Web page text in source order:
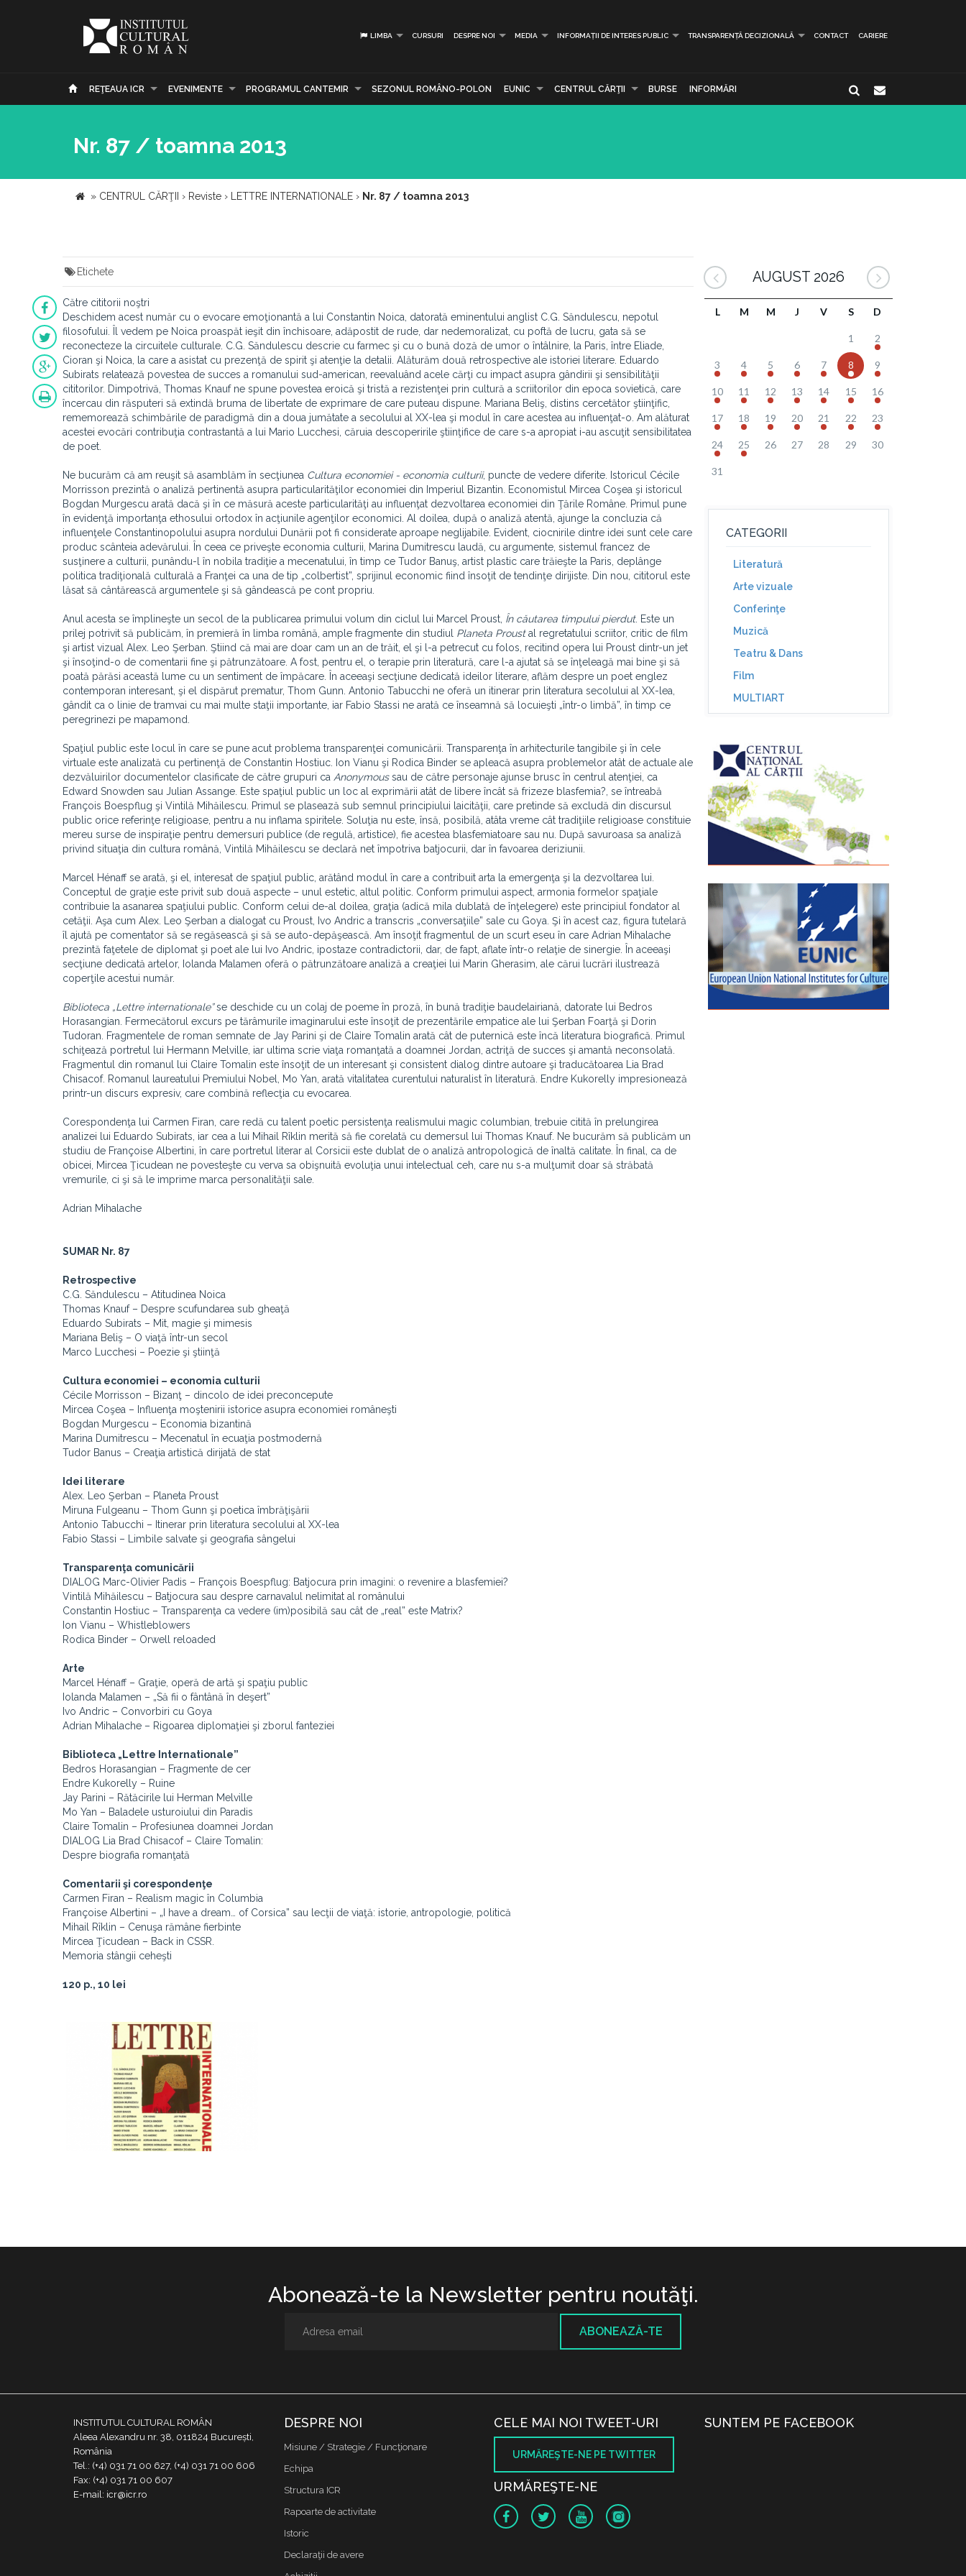
LIMBA CURSURI DESPRE NOI MEDIA INFORMAȚII DE INTERES PUBLIC TRANSPARENȚĂ DECIZIONALĂ CONTACT CARIERE
REŢEAUA ICR EVENIMENTE PROGRAMUL CANTEMIR SEZONUL ROMÂNO-POLON EUNIC CENTRUL CĂRŢII BURSE INFORMĂRI
Nr. 87 / toamna 2013
» CENTRUL CĂRŢII › Reviste › LETTRE INTERNATIONALE › Nr. 87 / toamna 2013
Etichete
Către cititorii noştri
Deschidem acest număr cu o evocare emoţionantă a lui Constantin Noica, datorată eminentului anglist C.G. Săndulescu, nepotul
filosofului. Îl vedem pe Noica proaspăt ieşit din închisoare, adăpostit de rude, dar nedemoralizat, cu poftă de lucru, gata să se
reconecteze la circuitele culturale. C.G. Săndulescu descrie cu farmec şi cu o bună doză de umor o întâlnire, la Paris, între Eliade,
Cioran şi Noica, la care a asistat cu prezenţă de spirit şi atenţie la detalii. Alăturăm două retrospective ale istoriei literare. Eduardo
Subirats relatează povestea de succes a romanului sud-american, reevaluând acele cărţi cu impact asupra gândirii şi sensibilităţii
cititorilor. Dimpotrivă, Thomas Knauf ne spune povestea eroică şi tristă a rezistenţei prin cultură a scriitorilor din epoca sovietică, care
încercau din răsputeri să extindă bruma de libertate de exprimare de care puteau dispune. Mariana Beliş, distins cercetător ştiinţific,
rememorează schimbările de paradigmă din a doua jumătate a secolului al XX-lea şi modul în care acestea au influenţat-o. Am alăturat
acestei evocări contribuţia contrastantă a lui Mario Lucchesi, căruia descoperirile ştiinţifice de care s-a apropiat i-au ascuţit sensibilitatea
de poet.
Ne bucurăm că am reuşit să asamblăm în secţiunea Cultura economiei - economia culturii, puncte de vedere diferite. Istoricul Cécile
Morrisson prezintă o analiză pertinentă asupra particularităţilor economiei din Imperiul Bizantin. Economistul Mircea Coşea şi istoricul
Bogdan Murgescu arată dacă şi în ce măsură aceste particularităţi au influenţat dezvoltarea economiei din Ţările Române. Primul pune
în evidenţă importanţa ethosului ortodox în acţiunile agenţilor economici. Al doilea, după o analiză atentă, ajunge la concluzia că
influenţele Constantinopolului asupra nordului Dunării pot fi considerate aproape neglijabile. Evident, ciocnirile dintre idei sunt cele care
produc scânteia adevărului. În ceea ce priveşte economia culturii, Marina Dumitrescu laudă, cu argumente, sistemul francez de
susţinere a culturii, punându-l în nobila tradiţie a mecenatului, în timp ce Tudor Banuş, artist plastic care trăieşte la Paris, deplânge
politica tradiţională culturală a Franţei ca una de tip „colbertist”, sprijinul economic fiind însoţit de tendinţe dirijiste. Din nou, cititorul este
lăsat să cântărească argumentele şi să gândească pe cont propriu.
Anul acesta se împlineşte un secol de la publicarea primului volum din ciclul lui Marcel Proust, În căutarea timpului pierdut. Este un
prilej potrivit să publicăm, în premieră în limba română, ample fragmente din studiul Planeta Proustal regretatului scriitor, critic de film
şi artist vizual Alex. Leo Şerban. Ştiind că mai are doar cam un an de trăit, el şi l-a petrecut cu folos, recitind opera lui Proust dintr-un jet
şi însoţind-o de comentarii fine şi pătrunzătoare. A fost, pentru el, o terapie prin literatură, care l-a ajutat să se înţeleagă mai bine şi să
poată părăsi această lume cu un sentiment de împăcare. În aceeaşi secţiune dedicată ideilor literare, aflăm despre un poet englez
contemporan interesant, şi el dispărut prematur, Thom Gunn. Antonio Tabucchi ne oferă un itinerar prin literatura secolului al XX-lea,
gândit ca o linie de tramvai cu mai multe staţii importante, iar Fabio Stassi ne arată ce înseamnă să locuieşti „într-o limbă”, în timp ce
peregrinezi pe mapamond.
Spaţiul public este locul în care se pune acut problema transparenţei comunicării. Transparenţa în arhitecturile tangibile şi în cele
virtuale este analizată cu pertinenţă de Constantin Hostiuc. Ion Vianu şi Rodica Binder se apleacă asupra problemelor atât de actuale ale
dezvăluirilor documentelor clasificate de către grupuri ca Anonymoussau de către personaje ajunse brusc în centrul atenţiei, ca
Edward Snowden sau Julian Assange. Este spaţiul public un loc al exprimării atât de libere încât să frizeze blasfemia?, se întreabă
François Boespflug şi Vintilă Mihăilescu. Primul se plasează sub semnul principiului laicităţii, care pretinde să excludă din discursul
public orice referinţe religioase, pentru a nu inflama spiritele. Soluţia nu este, însă, posibilă, atâta vreme cât tradiţiile religioase constituie
mereu surse de inspiraţie pentru demersuri publice (de regulă, artistice), fie acestea blasfemiatoare sau nu. După savuroasa sa analiză
privind situaţia din cultura română, Vintilă Mihăilescu se declară net împotriva batjocurii, dar în favoarea deriziunii.
Marcel Hénaff se arată, şi el, interesat de spaţiul public, arătând modul în care a contribuit arta la emergenţa şi la dezvoltarea lui.
Conceptul de graţie este privit sub două aspecte – unul estetic, altul politic. Conform primului aspect, armonia formelor spaţiale
contribuie la asanarea spaţiului public. Conform celui de-al doilea, graţia (adică mila dublată de înţelegere) este principiul fondator al
cetăţii. Aşa cum Alex. Leo Şerban a dialogat cu Proust, Ivo Andric a transcris „conversaţiile” sale cu Goya. Şi în acest caz, figura tutelară
îl ajută pe comentator să se regăsească şi să se auto-depăşească. Am însoţit fragmentul de un scurt eseu în care Adrian Mihalache
prezintă faţetele de diplomat şi poet ale lui Ivo Andric, ipostaze contradictorii, dar, de fapt, aflate într-o relaţie de sinergie. În aceeaşi
secţiune dedicată artelor, Iolanda Malamen oferă o pătrunzătoare analiză a creaţiei lui Marin Gherasim, ale cărui lucrări ilustrează
coperţile acestui număr.
Biblioteca „Lettre internationale”se deschide cu un colaj de poeme în proză, în bună tradiţie baudelairiană, datorate lui Bedros
Horasangian. Fermecătorul excurs pe tărâmurile imaginarului este însoţit de prezentările empatice ale lui Şerban Foarţă şi Dorin
Tudoran. Fragmentele de roman semnate de Jay Parini şi de Claire Tomalin arată cât de puternică este încă literatura biografică. Primul
schiţează portretul lui Hermann Melville, iar ultima scrie viaţa romanţată a doamnei Jordan, actriţă de succes şi amantă neconsolată.
Fragmentul din romanul lui Claire Tomalin este însoţit de un interesant şi consistent dialog dintre autoare şi traducătoarea Lia Brad
Chisacof. Romanul laureatului Premiului Nobel, Mo Yan, arată vitalitatea curentului naturalist în literatură. Endre Kukorelly impresionează
printr-un discurs expresiv, care combină reflecţia cu evocarea.
Corespondenţa lui Carmen Firan, care redă cu talent poetic persistenţa realismului magic columbian, trebuie citită în prelungirea
analizei lui Eduardo Subirats, iar cea a lui Mihail Rîklin merită să fie corelată cu demersul lui Thomas Knauf. Ne bucurăm să publicăm un
studiu de Françoise Albertini, în care portretul literar al Corsicii este dublat de o analiză antropologică de înaltă calitate. În final, ca de
obicei, Mircea Ţicudean ne povesteşte cu verva sa obişnuită evoluţia unui intelectual ceh, care nu s-a mulţumit doar să străbată
vremurile, ci şi să le imprime marca personalităţii sale.
Adrian Mihalache
SUMAR Nr. 87
Retrospective
C.G. Săndulescu – Atitudinea Noica
Thomas Knauf – Despre scufundarea sub gheaţă
Eduardo Subirats – Mit, magie şi mimesis
Mariana Beliş – O viaţă într-un secol
Marco Lucchesi – Poezie şi ştiinţă
Cultura economiei – economia culturii
Cécile Morrisson – Bizanţ – dincolo de idei preconcepute
Mircea Coşea – Influenţa moştenirii istorice asupra economiei româneşti
Bogdan Murgescu – Economia bizantină
Marina Dumitrescu – Mecenatul în ecuaţia postmodernă
Tudor Banus – Creaţia artistică dirijată de stat
Idei literare
Alex. Leo Şerban – Planeta Proust
Miruna Fulgeanu – Thom Gunn şi poetica îmbrăţişării
Antonio Tabucchi – Itinerar prin literatura secolului al XX-lea
Fabio Stassi – Limbile salvate şi geografia sângelui
Transparenţa comunicării
DIALOG Marc-Olivier Padis – François Boespflug: Batjocura prin imagini: o revenire a blasfemiei?
Vintilă Mihăilescu – Batjocura sau despre carnavalul nelimitat al românului
Constantin Hostiuc – Transparenţa ca vedere (im)posibilă sau cât de „real” este Matrix?
Ion Vianu – Whistleblowers
Rodica Binder – Orwell reloaded
Arte
Marcel Hénaff – Graţie, operă de artă şi spaţiu public
Iolanda Malamen – „Să fii o fântână în deşert”
Ivo Andric – Convorbiri cu Goya
Adrian Mihalache – Rigoarea diplomaţiei şi zborul fanteziei
Biblioteca „Lettre Internationale”
Bedros Horasangian – Fragmente de cer
Endre Kukorelly – Ruine
Jay Parini – Rătăcirile lui Herman Melville
Mo Yan – Baladele usturoiului din Paradis
Claire Tomalin – Profesiunea doamnei Jordan
DIALOG Lia Brad Chisacof – Claire Tomalin:
Despre biografia romanţată
Comentarii şi corespondenţe
Carmen Firan – Realism magic în Columbia
Françoise Albertini – „I have a dream… of Corsica” sau lecţii de viaţă: istorie, antropologie, politică
Mihail Rîklin – Cenuşa rămâne fierbinte
Mircea Ţicudean – Back in CSSR.
Memoria stângii ceheşti
120 p., 10 lei
AUGUST 2026
L M M J V S D
1 2
3 4 5 6 7 8 9
10 11 12 13 14 15 16
17 18 19 20 21 22 23
24 25 26 27 28 29 30
31
CATEGORII
Literatură
Arte vizuale
Conferinţe
Muzică
Teatru & Dans
Film
MULTIART
Abonează-te la Newsletter pentru noutăţi.
ABONEAZĂ-TE
INSTITUTUL CULTURAL ROMÂN
Aleea Alexandru nr. 38, 011824 București,
România
Tel.: (+4) 031 71 00 627, (+4) 031 71 00 606
Fax: (+4) 031 71 00 607
E-mail: icr@icr.ro
DESPRE NOI
Misiune / Strategie / Funcţionare
Echipa
Structura ICR
Rapoarte de activitate
Istoric
Declaraţii de avere
CELE MAI NOI TWEET-URI
URMĂREŞTE-NE PE TWITTER
URMĂREŞTE-NE
SUNTEM PE FACEBOOK